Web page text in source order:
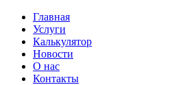
Главная
Услуги
Калькулятор
Новости
О нас
Контакты